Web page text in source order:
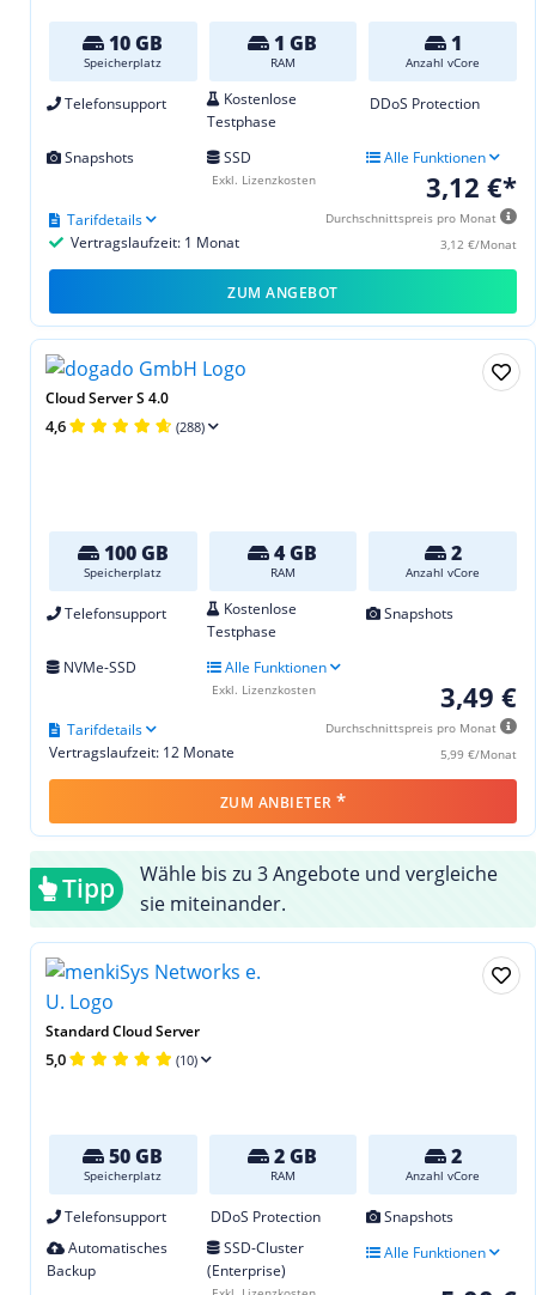
10 GB
Speicherplatz
1 GB
RAM
1
Anzahl vCore
Telefonsupport
Kostenlose
Testphase
DDoS Protection
Snapshots SSD Alle Funktionen
3,12 €*
Durchschnittspreis pro Monat
3,12 €/Monat
Vertragslaufzeit: 1 Monat
Tarifdetails
Exkl. Lizenzkosten
ZUM ANGEBOT
Cloud Server S 4.0
4,6 (288)
100 GB
Speicherplatz
4 GB
RAM
2
Anzahl vCore
Telefonsupport
Kostenlose
Testphase
Snapshots
NVMe-SSD Alle Funktionen
3,49 €
Durchschnittspreis pro Monat
5,99 €/Monat
Vertragslaufzeit: 12 Monate
Tarifdetails
Exkl. Lizenzkosten
ZUM ANBIETER *
Tipp
Wähle bis zu 3 Angebote und vergleiche
sie miteinander.
Standard Cloud Server
5,0 (10)
50 GB
Speicherplatz
2 GB
RAM
2
Anzahl vCore
Telefonsupport DDoS Protection
Snapshots
Automatisches
Backup
SSD-Cluster
(Enterprise)
Alle Funktionen